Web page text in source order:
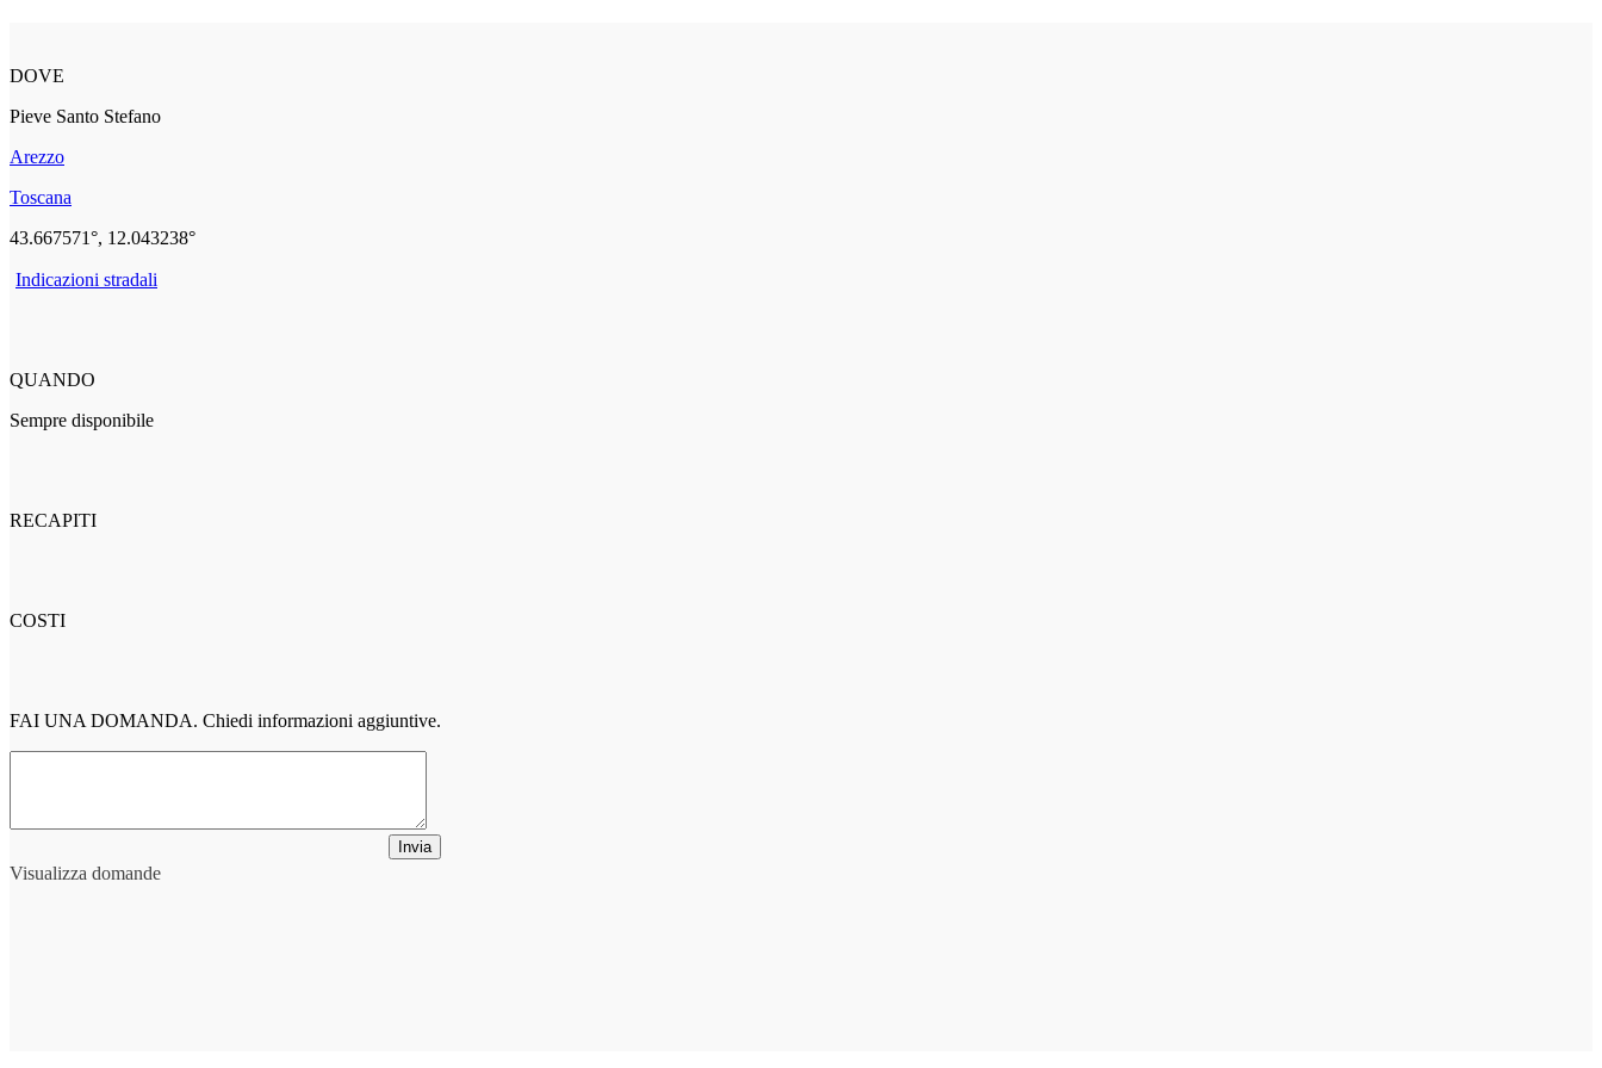
DOVE
Pieve Santo Stefano
Arezzo
Toscana
43.667571°, 12.043238°
Indicazioni stradali
QUANDO
Sempre disponibile
RECAPITI
COSTI
FAI UNA DOMANDA. Chiedi informazioni aggiuntive.
Visualizza domande
Invia